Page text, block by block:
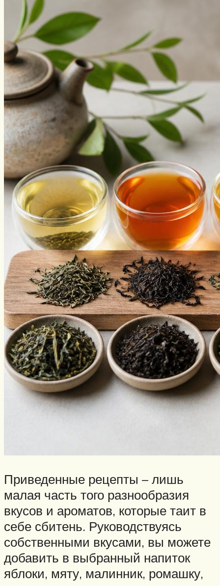
Приведенные рецепты – лишь
малая часть того разнообразия
вкусов и ароматов, которые таит в
себе сбитень. Руководствуясь
собственными вкусами, вы можете
добавить в выбранный напиток
яблоки, мяту, малинник, ромашку,